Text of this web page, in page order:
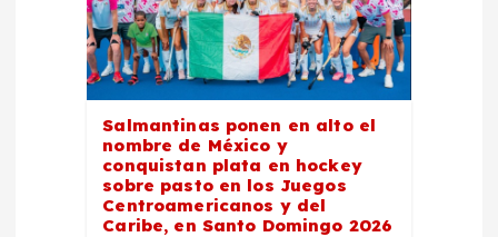
Salmantinas ponen en alto el
nombre de México y
conquistan plata en hockey
sobre pasto en los Juegos
Centroamericanos y del
Caribe, en Santo Domingo 2026